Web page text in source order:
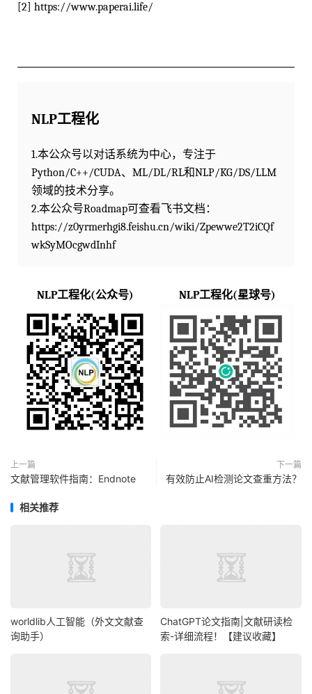
[2] https://www.paperai.life/
NLP工程化
1.本公众号以对话系统为中心，专注于
Python/C++/CUDA、ML/DL/RL和NLP/KG/DS/LLM
领域的技术分享。
2.本公众号Roadmap可查看飞书文档：
https://z0yrmerhgi8.feishu.cn/wiki/Zpewwe2T2iCQf
wkSyMOcgwdInhf
NLP工程化(公众号) NLP工程化(星球号)
上一篇
文献管理软件指南：Endnote
下一篇
有效防止AI检测论文查重方法？
相关推荐
worldlib人工智能（外文文献查
询助手）
ChatGPT论文指南|文献研读检
索-详细流程！【建议收藏】